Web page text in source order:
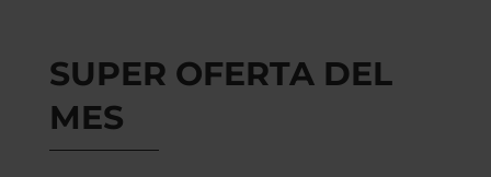
SUPER OFERTA DEL
MES